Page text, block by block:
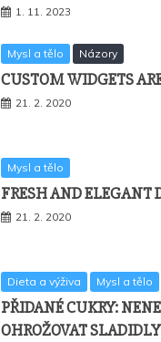
1. 11. 2023
Mysl a tělo Názory
CUSTOM WIDGETS
21. 2. 2020
Mysl a tělo
FRESH AND ELEGANT
21. 2. 2020
Dieta a výživa Mysl a tělo
PŘIDANÉ CUKRY:
OHROŽOVAT SLADIDLY